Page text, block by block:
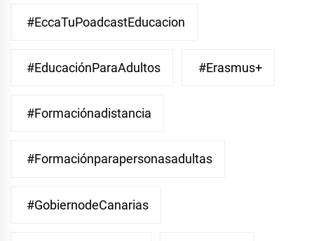
#EccaTuPoadcastEducacion
#EducaciónParaAdultos #Erasmus+
#Formaciónadistancia
#Formaciónparapersonasadultas
#GobiernodeCanarias